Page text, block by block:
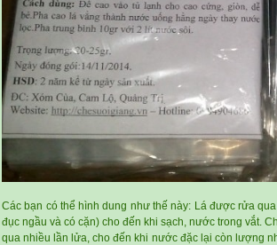
Các bạn có thể hình dung như thế này: Lá được rửa
đục ngầu và có cặn) cho đến khi sạch, nước trong vắt.
qua nhiều lần lửa, cho đến khi nước đặc lại còn lượng